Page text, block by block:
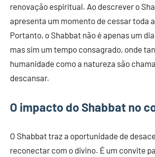
renovação espiritual. Ao descrever o
apresenta um momento de cessar toda
Portanto, o Shabbat não é apenas um
mas sim um tempo consagrado, onde
humanidade como a natureza são
descansar.
O impacto do Shabbat no
O Shabbat traz a oportunidade de
reconectar com o divino. É um convite